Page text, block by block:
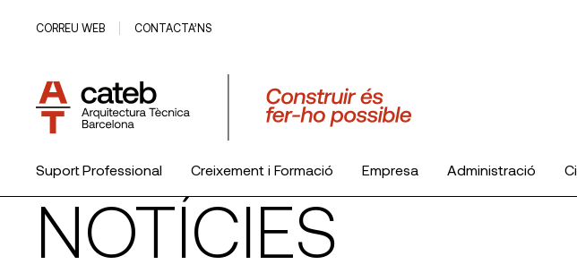
CORREU WEB CONTACTA’NS
Suport Professional Creixement i Formació Empresa Administració
El Col·legi
NOTÍCIES